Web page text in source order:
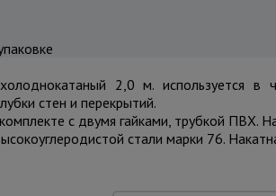
2,0 м. используется в
стен и перекрытий.
с двумя гайками, трубкой
стали марки 76.